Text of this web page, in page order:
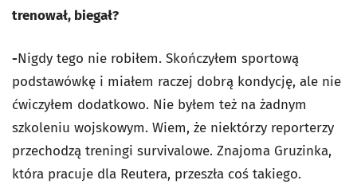
trenował, biegał?
-Nigdy tego nie robiłem. Skończyłem sportową
podstawówkę i miałem raczej dobrą kondycję, ale nie
ćwiczyłem dodatkowo. Nie byłem też na żadnym
szkoleniu wojskowym. Wiem, że niektórzy reporterzy
przechodzą treningi survivalowe. Znajoma Gruzinka,
która pracuje dla Reutera, przeszła coś takiego.